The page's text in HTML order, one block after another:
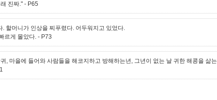
진짜." - P65
. 할머니가 인상을 찌푸렸다. 어두워지고 있었다.
르게 몰았다. - P73
, 마을에 들어와 사람들을 해코지하고 방해하는년, 그년이 없는 날 귀한 해콩을 삶는